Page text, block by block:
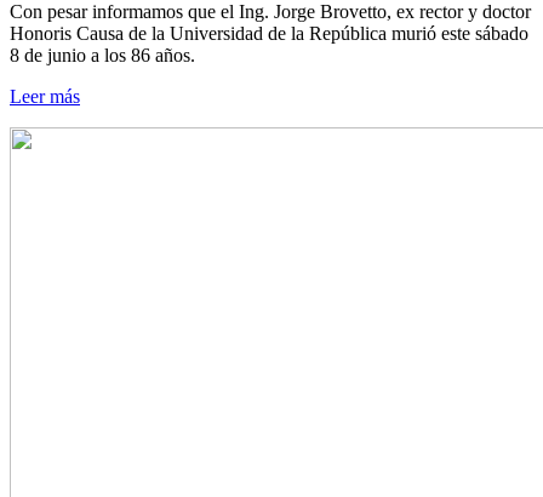
Con pesar informamos que el Ing. Jorge Brovetto, ex rector y doctor
Honoris Causa de la Universidad de la República murió este sábado
8 de junio a los 86 años.
Leer más